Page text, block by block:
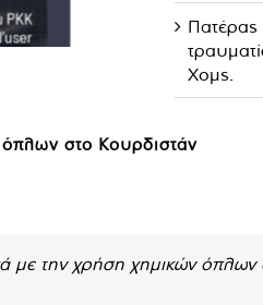
Πατέρας
Χομς.
στο Κουρδιστάν
με την χρήση χημικών όπλων